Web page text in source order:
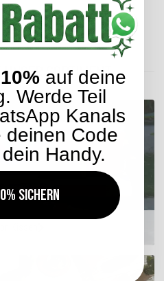
SORTIMENT
auf deine
Werde Teil
Kanals
deinen Code
Handy.
sichern